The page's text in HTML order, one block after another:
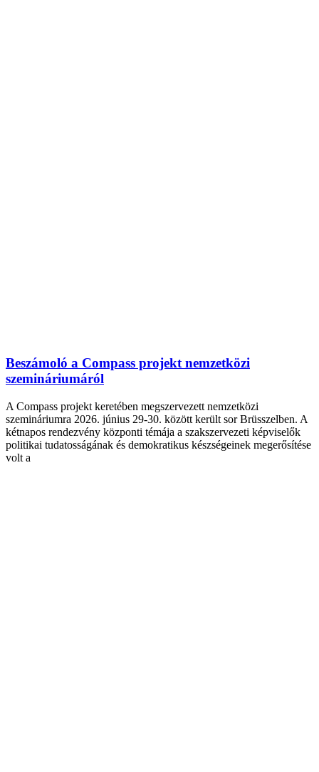
Beszámoló a Compass projekt nemzetközi
szemináriumáról
A Compass projekt keretében megszervezett nemzetközi
szemináriumra 2026. június 29-30. között került sor Brüsszelben. A
kétnapos rendezvény központi témája a szakszervezeti képviselők
politikai tudatosságának és demokratikus készségeinek megerősítése
volt a